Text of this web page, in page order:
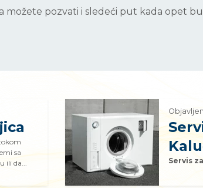
možete pozvati i sledeći put kada opet
sa
ili da...
Servis